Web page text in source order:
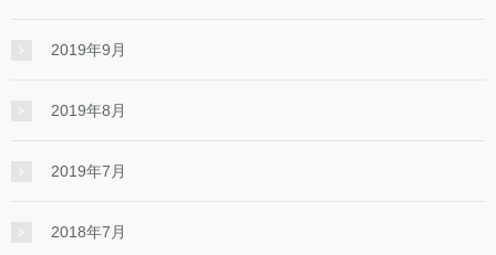
2019年9月
2019年8月
2019年7月
2018年7月